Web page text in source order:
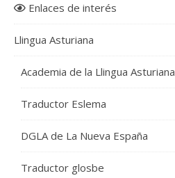
Enlaces de interés
Llingua Asturiana
Academia de la Llingua Asturiana
Traductor Eslema
DGLA de La Nueva España
Traductor glosbe